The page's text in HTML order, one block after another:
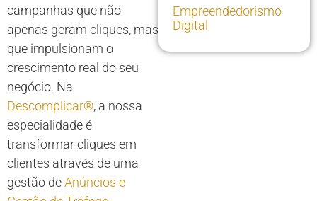
campanhas que não
apenas geram cliques, mas
que impulsionam o
crescimento real do seu
negócio. Na
Descomplicar®, a nossa
especialidade é
transformar cliques em
clientes através de uma
gestão deAnúncios e
Empreendedorismo
Digital